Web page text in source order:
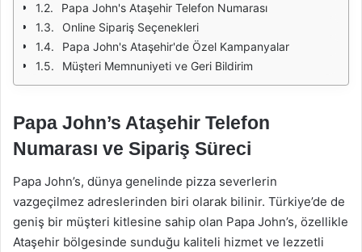
Papa John's Ataşehir Telefon Numarası
Online Sipariş Seçenekleri
Papa John's Ataşehir'de Özel Kampanyalar
Müşteri Memnuniyeti ve Geri Bildirim
Papa John’s Ataşehir Telefon
Numarası ve Sipariş Süreci
Papa John’s, dünya genelinde pizza severlerin
vazgeçilmez adreslerinden biri olarak bilinir. Türkiye’de de
geniş bir müşteri kitlesine sahip olan Papa John’s, özellikle
Ataşehir bölgesinde sunduğu kaliteli hizmet ve lezzetli